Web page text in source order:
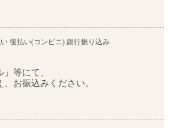
後払い(コンビニ) 銀行振り込み
等にて、
お振込みください。